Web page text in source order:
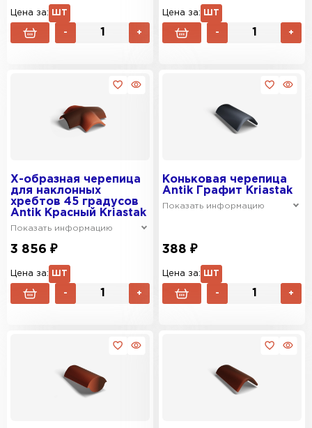
Цена за: ШТ
- +
Цена за: ШТ
- +
Х-образная черепица
для наклонных
хребтов 45 градусов
Antik Красный Kriastak
Показать информацию
3 856 ₽
Цена за: ШТ
- +
Коньковая черепица
Antik Графит Kriastak
Показать информацию
388 ₽
Цена за: ШТ
- +